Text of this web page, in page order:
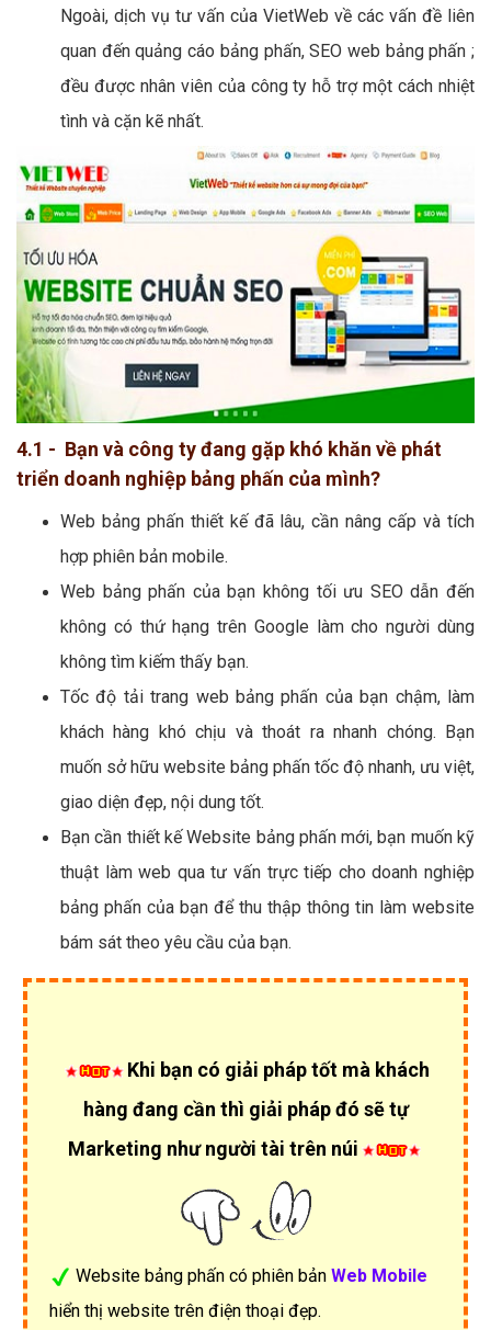
Ngoài, dịch vụ tư vấn của VietWeb về các vấn đề liên
quan đến quảng cáo bảng phấn, SEO web bảng phấn ;
đều được nhân viên của công ty hỗ trợ một cách nhiệt
tình và cặn kẽ nhất.
4.1 - Bạn và công ty đang gặp khó khăn về phát
triển doanh nghiệp bảng phấn của mình?
Web bảng phấn thiết kế đã lâu, cần nâng cấp và tích
hợp phiên bản mobile.
Web bảng phấn của bạn không tối ưu SEO dẫn đến
không có thứ hạng trên Google làm cho người dùng
không tìm kiếm thấy bạn.
Tốc độ tải trang web bảng phấn của bạn chậm, làm
khách hàng khó chịu và thoát ra nhanh chóng. Bạn
muốn sở hữu website bảng phấn tốc độ nhanh, ưu việt,
giao diện đẹp, nội dung tốt.
Bạn cần thiết kế Website bảng phấn mới, bạn muốn kỹ
thuật làm web qua tư vấn trực tiếp cho doanh nghiệp
bảng phấn của bạn để thu thập thông tin làm website
bám sát theo yêu cầu của bạn.
Khi bạn có giải pháp tốt mà khách
hàng đang cần thì giải pháp đó sẽ tự
Marketing như người tài trên núi
Website bảng phấn có phiên bản Web Mobile
hiển thị website trên điện thoại đẹp.